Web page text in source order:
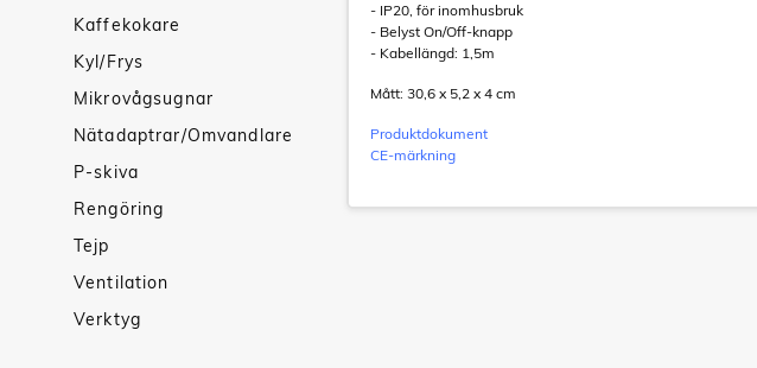
Kaffekokare
Kyl/Frys
Mikrovågsugnar
Nätadaptrar/Omvandlare
P-skiva
Rengöring
Tejp
Ventilation
Verktyg
- IP20, för inomhusbruk
- Belyst On/Off-knapp
- Kabellängd: 1,5m
Mått: 30,6 x 5,2 x 4 cm
Produktdokument
CE-märkning